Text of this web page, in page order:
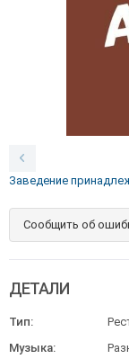
Заведение
Сообщить об
ДЕТАЛИ
Тип:
Музыка: